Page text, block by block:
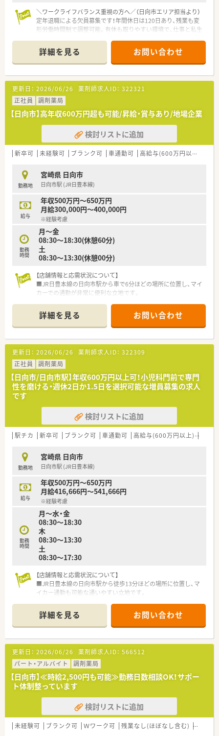
＼ワークライフバランス重視の方へ／（日向市エリア担当より）
定年退職による欠員募集です！年間休日は120日あり、残業も変
形労働時間制で調整可能。有休も取りやすい環境で、仕事と私生
＊------------------------------------------＊
【店舗情報と応需状況について】
■日向市駅から徒歩5分の好立地にあり、整形外科や心療内科、
リウマチ科などの処方箋を1日70枚応需しています。
■近隣の門前クリニックとは定期的に打ち合わせを実施してお
り、非常に良好な関係性が構築されている環境です。
■開局時間は平日17時30分まで、土曜は午前のみとなっており、
プライベートの予定も立てやすい営業時間です。
【法人特徴について】
■宮崎県内で複数店舗を展開しており、各店舗間の距離も近いた
め、スタッフ同士のヘルプ体制が整っております。
ており、効率的な店舗運営を実現している会社です。
■社長は積極的に社員とコミュニケーションを取っており、困っ
たことがあれば何でも直接相談ができる社風です。
【職場環境と雰囲気】
■20代から50代まで幅広い年齢層のスタッフが活躍しており、
勤続20年以上のベテランも在籍する定着率の高い職場です。
■お互いに協力して助け合うことを大切にしており、退職した方
が別の薬局を経験した後に戻ってくることも多いです。
■患者様とのコミュニケーションの行き違いを防ぐための監視
モニターを設置しており、安心して働ける環境です。
詳細を見る お問い合わせ
更新日： 2026/06/26 薬剤師求人ID： 322321
正社員
調剤薬局
【日向市】高年収600万円超も可能/昇給・賞与あり/地場企業
検討リストに追加
新卒可 未経験可 ブランク可 車通勤可 高給与(600万円以上)
勤務地
宮崎県 日向市
日向市駅 (JR日豊本線)
給与
年収500万円～650万円
月給300,000円～400,000円
※経験考慮
勤務
時間
月～金
08:30～18:30(休憩60分)
土
08:30～13:30(休憩00分)
【店舗情報と応需状況について】
■JR日豊本線の日向市駅から車で6分ほどの場所に位置し、マイ
カーでの通勤が非常に便利な立地です。
科目の処方箋を応需しております。
■1日平均80枚の処方箋を、薬剤師3名と事務員6名という手厚い
人員体制で協力して対応しています。
【募集背景と求める人物像について】
■組織の若返りと体制強化を図るため、10名程度の増員募集を
急募の温度感で積極的に行っています。
■経験の有無や年齢を問わず、意欲のある方を幅広く受け入れて
いる柔軟な採用体制を整えています。
■地域医療に貢献したいという想いを持ち、患者様一人ひとりと
【想定される業務内容】
■内科、外科、整形外科、耳鼻科など幅広い科目の処方箋に基づ
いた調剤や監査、服薬指導を行います。
ており、効率的な業務遂行が可能です。
■総合病院門前ならではの多種多様な症例に触れることで、薬剤
師としての総合的な知識を深められます。
【こんな方にオススメ】
■総合病院の門前薬局で幅広い科目の処方箋経験を積み、薬剤師
としてのスキルを高めたい方に最適です。
■ライフスタイルに合わせて休日数を選びたい方や、高年収を実
現したい方におすすめの職場です。
■事務スタッフのサポートを受けながら、対人業務や専門的な業
務に集中して働きたい方に向いています。
詳細を見る お問い合わせ
更新日： 2026/06/26 薬剤師求人ID： 322309
正社員
調剤薬局
【日向市/日向市駅】年収600万円以上可！小児科門前で専門
性を磨ける・週休2日か1.5日を選択可能な増員募集の求人
です
検討リストに追加
駅チカ 新卒可 ブランク可 車通勤可 高給与(600万円以上)
勤務地
宮崎県 日向市
日向市駅 (JR日豊本線)
給与
年収500万円～650万円
月給416,666円～541,666円
※経験考慮
勤務
時間
月～水・金
08:30～18:30
木
08:30～13:30
土
08:30～17:30
【店舗情報と応需状況について】
■JR日豊本線の日向市駅から徒歩13分ほどの場所に位置し、マ
イカー通勤も可能な通いやすい立地です。
あたり約70枚を応需しております。
■現在は薬剤師3名の体制で業務にあたっており、一人ひとりの
患者様に丁寧に対応できる環境です。
【募集背景と求める人物像について】
■地域医療への貢献度を高めるための増員募集であり、より手厚
い人員体制を構築する目的があります。
■調剤経験の有無や年齢は問わず、小児科医療に興味があり意欲
的に業務に取り組める方を歓迎します。
■チームワークを大切にし、患者様やスタッフと円滑なコミュニ
ケーションが取れる方を求めています。
【想定される業務内容】
■主に小児科の処方箋に基づいた調剤、粉薬やシロップ剤の作
詳細を見る お問い合わせ
更新日： 2026/06/26 薬剤師求人ID： 566512
パート・アルバイト
調剤薬局
【日向市】≪時給2,500円も可能≫勤務日数相談OK！サポー
ト体制整っています
検討リストに追加
未経験可 ブランク可 Ｗワーク可 残業なし(ほぼなし含む) 車通勤